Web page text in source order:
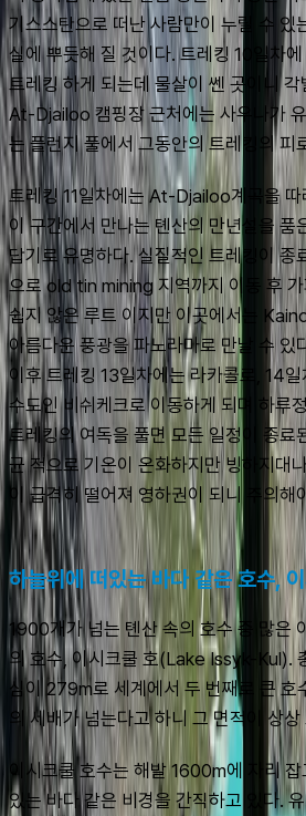
기스스탄으로 떠난 사람만이 누릴 수 있
실에 뿌듯해 질 것이다. 트레킹 10일차
At-Djailoo 캠핑장 근처에는 사우나가
는 플런지 풀에서 그동안의 트레킹의 피
트레킹 11일차에는 At-Djailoo계곡을 따
이 구간에서 만나는 톈산의 만년설을 품
답기로 유명하다. 실질적인 트레킹이 종
으로 old tin mining 지역까지 이동 후
쉽지 않은 루트 이지만 이곳에서는
아름다운 풍광을 파노라마로 만날 수 있
이후 트레킹 13일차에는 라카콜로, 14
수도인 비쉬케크로 이동하게 되며 하루
트레킹의 여독을 풀면 모든 일정이 종료
균 적으로 기온이 온화하지만 빙하지대
이 급격히 떨어져 영하권이 되니 주의해
하늘위에 떠있는 바다 같은 호수,
1900개가 넘는 톈산 속의 호수 중 많은
의 호수, 이시크쿨 호(Lake Issyk-Kul).
심이 279m로 세계에서 두 번째로 큰 호
의 세배가 넘는다고 하니 그 면적이 상
이시크쿨 호수는 해발 1600m에 자리
있는 바다 같은 비경을 간직하고 있다.